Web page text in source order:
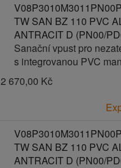
TW SAN BZ 110 PVC
ANTRACIT D (PN00/
Sanační vpust pro
s integrovanou PVC
2 670,00 Kč
TW SAN BZ 110 PVC
ANTRACIT D (PN00/